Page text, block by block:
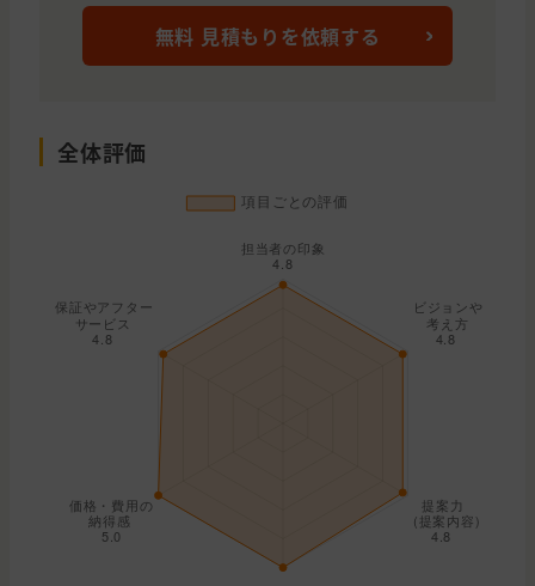
無料 見積もりを依頼する
全体評価